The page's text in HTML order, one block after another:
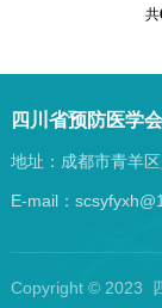
共
四川省预防医学会
地址：成都市青羊
E-mail：
Copyright © 2023